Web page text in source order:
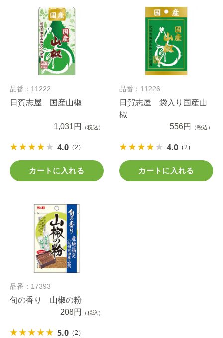
品番：11222
日賀志屋 国産山椒
1,031円 （税込）
4.0 （2）
カートに入れる
品番：11226
日賀志屋 袋入り国産山
椒
556円
（税込）
4.0 （2）
カートに入れる
品番：17393
旬の香り 山椒の粉
208円
（税込）
5.0 （2）